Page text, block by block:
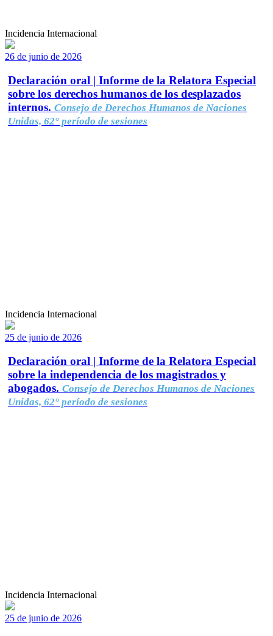
Incidencia Internacional
26 de junio de 2026
Declaración oral | Informe de la Relatora Especial
sobre los derechos humanos de los desplazados
internos. Consejo de Derechos Humanos de Naciones
Unidas, 62° período de sesiones
Incidencia Internacional
25 de junio de 2026
Declaración oral | Informe de la Relatora Especial
sobre la independencia de los magistrados y
abogados. Consejo de Derechos Humanos de Naciones
Unidas, 62° período de sesiones
Incidencia Internacional
25 de junio de 2026